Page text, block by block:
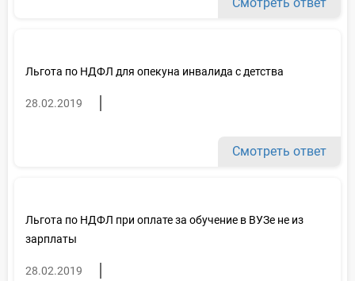
Льгота по НДФЛ для опекуна инвалида с детства
28.02.2019
Смотреть ответ
Льгота по НДФЛ при оплате за обучение в ВУЗе не из
зарплаты
28.02.2019